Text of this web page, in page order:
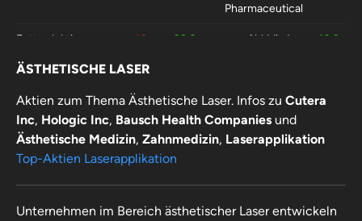
Pharmaceutical
Fettreduktion
-43 29,6 AbbVie Inc 10,9
Inc
ÄSTHETISCHE LASER
Aktien zum Thema Ästhetische Laser. Infos zu Cutera
Inc, Hologic Inc, Bausch Health Companies und
Ästhetische Medizin, Zahnmedizin, Laserapplikation
Top-Aktien Laserapplikation
Unternehmen im Bereich ästhetischer Laser entwickeln